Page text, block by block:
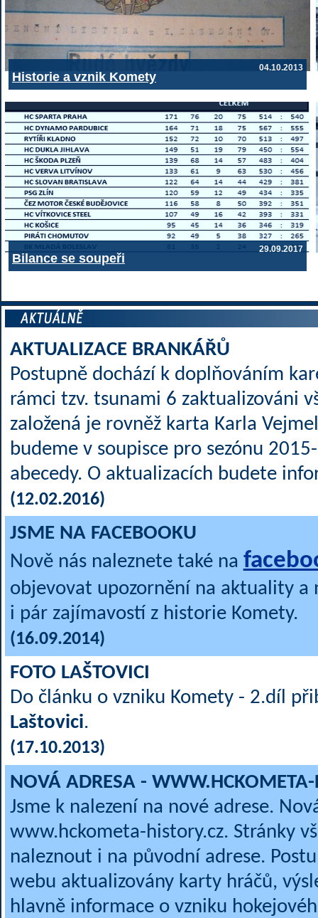
04.10.2013
Historie a vznik Komety
29.09.2017
Bilance se soupeři
AKTUALIZACE BRANKÁŘŮ
Postupně dochází k doplňováním
rámci tzv. tsunami 6 zaktualizováni
založená je rovněž karta Karla
budeme v soupisce pro sezónu
abecedy. O aktualizacích budete
(12.02.2016)
JSME NA FACEBOOKU
Nově nás naleznete také na
objevovat upozornění na aktuality a
i pár zajímavostí z historie Komety.
(16.09.2014)
FOTO LAŠTOVICI
Do článku o vzniku Komety - 2.díl
Laštovici.
(17.10.2013)
NOVÁ ADRESA - WWW.HCKOMETA-
Jsme k nalezení na nové adrese.
www.hckometa-history.cz. Stránky
naleznout i na původní adrese.
webu aktualizovány karty hráčů,
hlavně informace o vzniku